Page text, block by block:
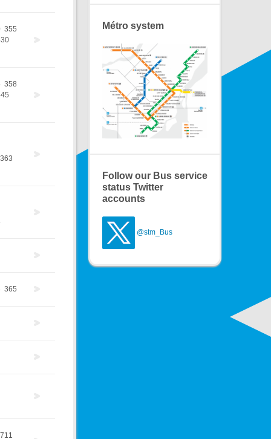
355
358
363
365
711
Métro system
Follow our Bus service
status Twitter
accounts
@stm_Bus